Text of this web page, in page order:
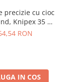
precizie cu cioc
Knipex 35 21
115RON
IN COS